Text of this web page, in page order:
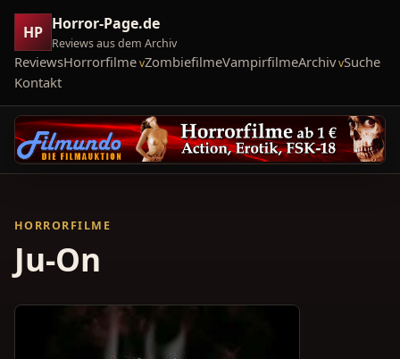
HP Horror-Page.de
Reviews aus dem Archiv
ReviewsHorrorfilme ZombiefilmeVampirfilmeArchiv Suche
Kontakt
HORRORFILME
Ju-On